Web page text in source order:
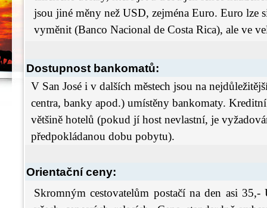
jsou jiné měny než USD, zejména Euro. Euro lze
vyměnit (Banco Nacional de Costa Rica), ale ve
Dostupnost bankomatů:
V San José i v dalších městech jsou na
centra, banky apod.) umístěny bankomaty.
většině hotelů (pokud jí host nevlastní, je
předpokládanou dobu pobytu).
Orientační ceny:
Skromným cestovatelům postačí na den asi